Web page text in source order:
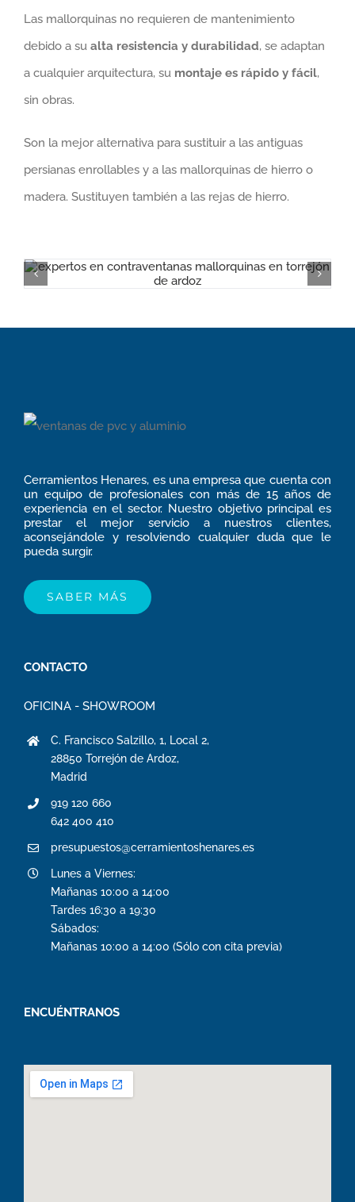
Las mallorquinas no requieren de mantenimiento
debido a su alta resistencia y durabilidad, se adaptan
a cualquier arquitectura, su montaje es rápido y fácil,
sin obras.
Son la mejor alternativa para sustituir a las antiguas
persianas enrollables y a las mallorquinas de hierro o
madera. Sustituyen también a las rejas de hierro.
Cerramientos Henares, es una empresa que cuenta con
un equipo de profesionales con más de 15 años de
experiencia en el sector. Nuestro objetivo principal es
prestar el mejor servicio a nuestros clientes,
aconsejándole y resolviendo cualquier duda que le
pueda surgir.
SABER MÁS
CONTACTO
OFICINA - SHOWROOM
C. Francisco Salzillo, 1, Local 2,
28850 Torrejón de Ardoz,
Madrid
919 120 660
642 400 410
presupuestos@cerramientoshenares.es
Lunes a Viernes:
Mañanas 10:00 a 14:00
Tardes 16:30 a 19:30
Sábados:
Mañanas 10:00 a 14:00 (Sólo con cita previa)
ENCUÉNTRANOS